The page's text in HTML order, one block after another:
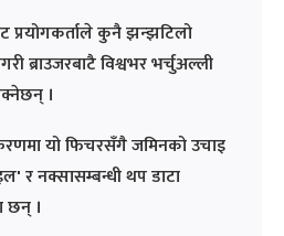
प्रयोगकर्ताले कुनै झन्झटिलो
ब्राउजरबाटै विश्वभर भर्चुअल्ली
।
यो फिचरसँगै जमिनको उचाइ
र नक्सासम्बन्धी थप डाटा
छन् ।